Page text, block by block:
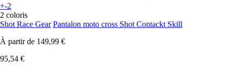
+-2
2 coloris
Shot Race Gear Pantalon moto cross Shot Contackt Skill
À partir de 149,99 €
95,54 €